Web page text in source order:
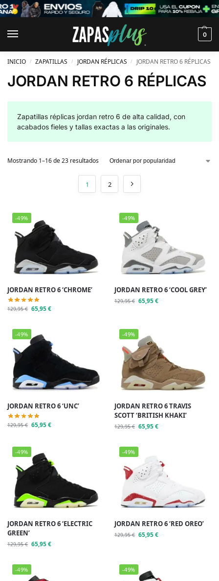
0
INICIO / ZAPATILLAS / JORDAN RÉPLICAS / JORDAN RETRO 6 RÉPLICAS
JORDAN RETRO 6 RÉPLICAS
Zapatillas réplicas jordan retro 6 de alta calidad, con
acabados fieles y tallas exactas a las originales.
Mostrando 1–16 de 23 resultados
1 2
-49%
JORDAN RETRO 6 ‘CHROME’
129,95€ 65,95€
-49%
JORDAN RETRO 6 ‘COOL GREY’
129,95€ 65,95€
-49%
JORDAN RETRO 6 ‘UNC’
129,95€ 65,95€
-49%
JORDAN RETRO 6 TRAVIS
SCOTT ‘BRITISH KHAKI’
129,95€ 65,95€
-49%
JORDAN RETRO 6 ‘ELECTRIC
GREEN’
129,95€ 65,95€
-49%
JORDAN RETRO 6 ‘RED OREO’
129,95€ 65,95€
-49% -49%